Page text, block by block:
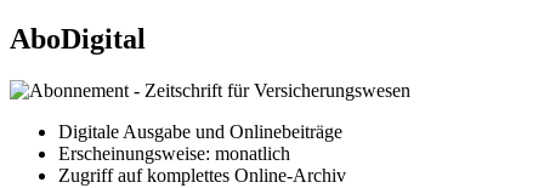
AboDigital
Digitale Ausgabe und Onlinebeiträge
Erscheinungsweise: monatlich
Zugriff auf komplettes Online-Archiv